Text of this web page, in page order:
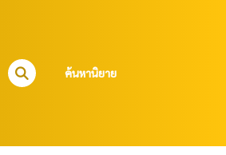
ค้นหานิยาย